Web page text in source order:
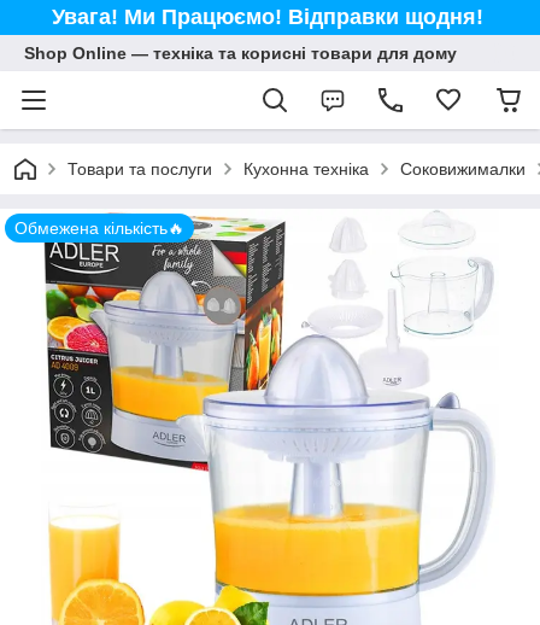
Увага! Ми Працюємо! Відправки щодня!
Shop Online — техніка та корисні товари для дому
Товари та послуги Кухонна техніка Соковижималки
Обмежена кількість🔥